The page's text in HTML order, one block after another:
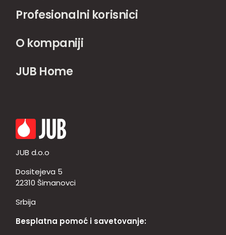
Profesionalni korisnici
O kompaniji
JUB Home
JUB d.o.o
Dositejeva 5
22310 Šimanovci
Srbija
Besplatna pomoć i savetovanje: